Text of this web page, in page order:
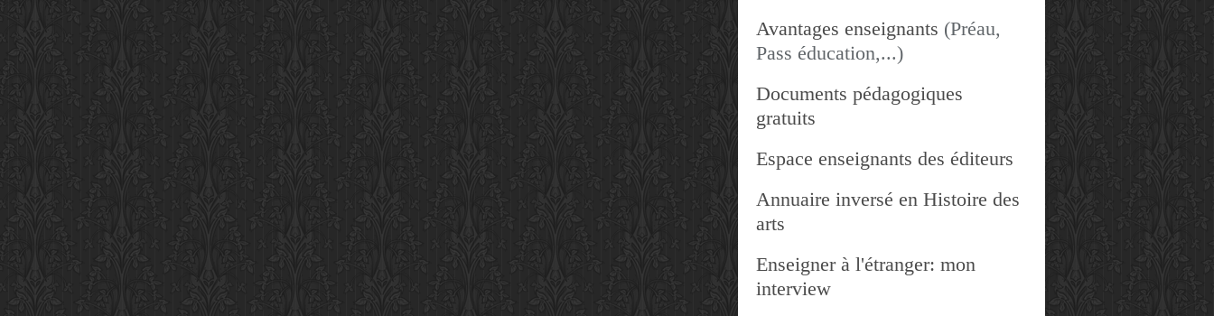
Avantages enseignants (Préau,
Pass éducation,...)
Documents pédagogiques
gratuits
Espace enseignants des éditeurs
Annuaire inversé en Histoire des
arts
Enseigner à l'étranger: mon
interview